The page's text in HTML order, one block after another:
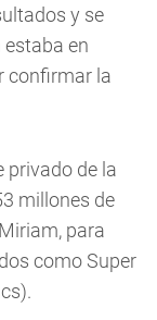
y se
estaba en
confirmar la
privado de la
millones de
para
como Super